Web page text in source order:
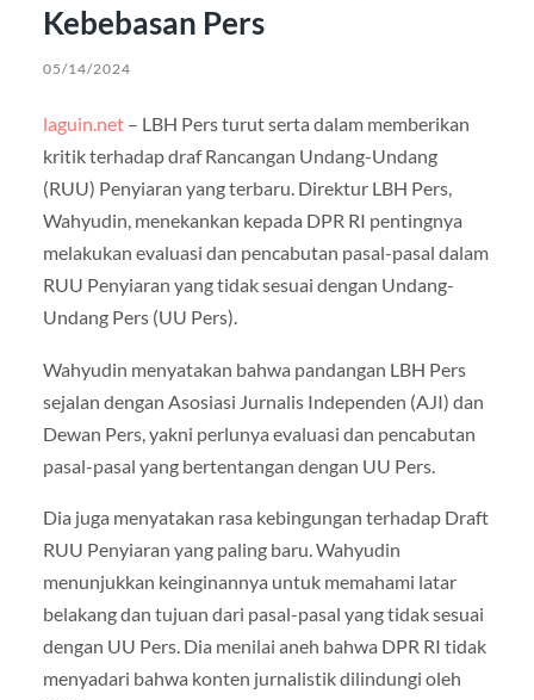
Kebebasan Pers
05/14/2024
laguin.net– LBH Pers turut serta dalam memberikan
kritik terhadap draf Rancangan Undang-Undang
(RUU) Penyiaran yang terbaru. Direktur LBH Pers,
Wahyudin, menekankan kepada DPR RI pentingnya
melakukan evaluasi dan pencabutan pasal-pasal dalam
RUU Penyiaran yang tidak sesuai dengan Undang-
Undang Pers (UU Pers).
Wahyudin menyatakan bahwa pandangan LBH Pers
sejalan dengan Asosiasi Jurnalis Independen (AJI) dan
Dewan Pers, yakni perlunya evaluasi dan pencabutan
pasal-pasal yang bertentangan dengan UU Pers.
Dia juga menyatakan rasa kebingungan terhadap Draft
RUU Penyiaran yang paling baru. Wahyudin
menunjukkan keinginannya untuk memahami latar
belakang dan tujuan dari pasal-pasal yang tidak sesuai
dengan UU Pers. Dia menilai aneh bahwa DPR RI tidak
menyadari bahwa konten jurnalistik dilindungi oleh